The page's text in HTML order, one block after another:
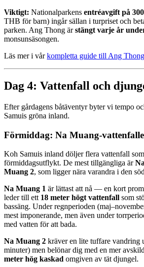
Viktigt: Nationalparkens entréavgift på
THB för barn) ingår sällan i turpriset och
parken. Ang Thong ärstängt varje år
monsunsäsongen.
Läs mer i vårkompletta guide till Ang
Dag 4: Vattenfall och
Efter gårdagens båtäventyr byter vi tempo
Samuis gröna inland.
Förmiddag: Na Muang-
Koh Samuis inland döljer flera vattenfall
förmiddagsutflykt. De mest tillgängliga är
Muang 2, som ligger nära varandra i den
Na Muang 1 är lättast att nå — en kort
leder till ett 18 meter högt vattenfall som
bassäng. Under regnperioden
mest imponerande, men även under
med vatten för att bada.
Na Muang 2 kräver en lite tuffare vandring
minuter) men belönar dig med en mer
meter hög kaskad omgiven av tät djungel.